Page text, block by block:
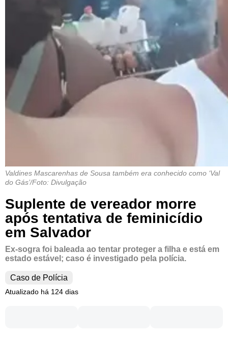
Valdines Mascarenhas de Sousa também era conhecido como ‘Val
do Gás’/Foto: Divulgação
Suplente de vereador morre
após tentativa de feminicídio
em Salvador
Ex-sogra foi baleada ao tentar proteger a filha e está em
estado estável; caso é investigado pela polícia.
Caso de Polícia
Atualizado há 124 dias